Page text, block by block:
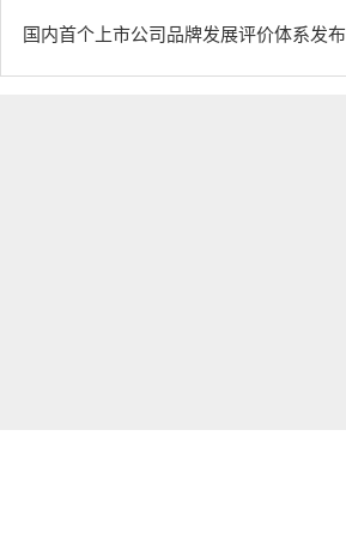
国内首个上市公司品牌发展评价体系发布